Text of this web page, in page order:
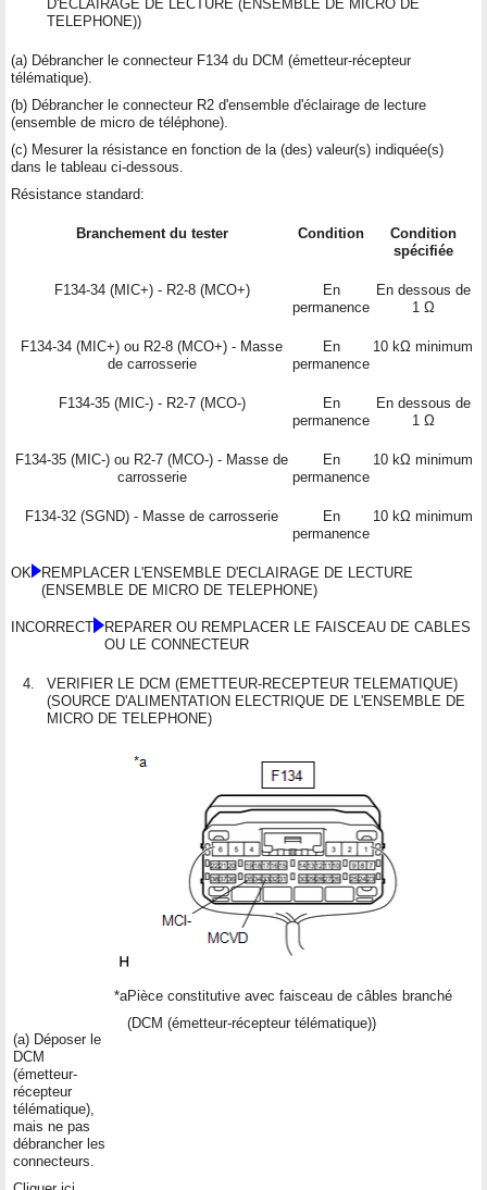
D'ECLAIRAGE DE LECTURE (ENSEMBLE DE MICRO DE
TELEPHONE))
(a) Débrancher le connecteur F134 du DCM (émetteur-récepteur
télématique).
(b) Débrancher le connecteur R2 d'ensemble d'éclairage de lecture
(ensemble de micro de téléphone).
(c) Mesurer la résistance en fonction de la (des) valeur(s) indiquée(s)
dans le tableau ci-dessous.
Résistance standard:
Branchement du tester Condition
Condition
spécifiée
F134-34 (MIC+) - R2-8 (MCO+)
En
permanence
En dessous de
1 Ω
F134-34 (MIC+) ou R2-8 (MCO+) - Masse
de carrosserie
En
permanence
10 kΩ minimum
F134-35 (MIC-) - R2-7 (MCO-)
En
permanence
En dessous de
1 Ω
F134-35 (MIC-) ou R2-7 (MCO-) - Masse de
carrosserie
En
permanence
10 kΩ minimum
F134-32 (SGND) - Masse de carrosserie
En
permanence
10 kΩ minimum
OK
REMPLACER L'ENSEMBLE D'ECLAIRAGE DE LECTURE
(ENSEMBLE DE MICRO DE TELEPHONE)
INCORRECT
REPARER OU REMPLACER LE FAISCEAU DE CABLES
OU LE CONNECTEUR
4.
VERIFIER LE DCM (EMETTEUR-RECEPTEUR TELEMATIQUE)
(SOURCE D'ALIMENTATION ELECTRIQUE DE L'ENSEMBLE DE
MICRO DE TELEPHONE)
(a) Déposer le
DCM
(émetteur-
récepteur
télématique),
mais ne pas
débrancher les
connecteurs.
*aPièce constitutive avec faisceau de câbles branché
(DCM (émetteur-récepteur télématique))